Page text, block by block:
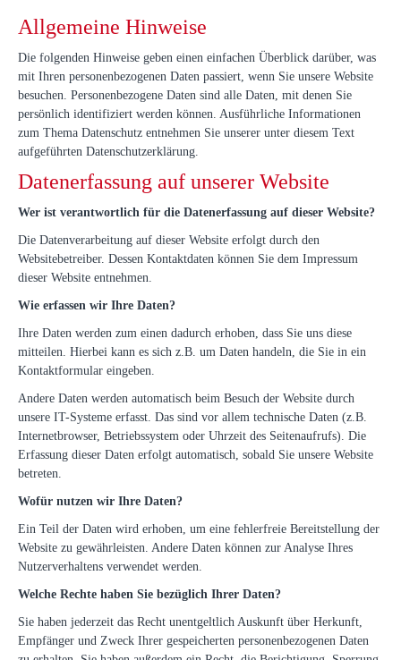
Allgemeine Hinweise
Die folgenden Hinweise geben einen einfachen Überblick darüber, was
mit Ihren personenbezogenen Daten passiert, wenn Sie unsere Website
besuchen. Personenbezogene Daten sind alle Daten, mit denen Sie
persönlich identifiziert werden können. Ausführliche Informationen
zum Thema Datenschutz entnehmen Sie unserer unter diesem Text
aufgeführten Datenschutzerklärung.
Datenerfassung auf unserer Website
Wer ist verantwortlich für die Datenerfassung auf dieser Website?
Die Datenverarbeitung auf dieser Website erfolgt durch den
Websitebetreiber. Dessen Kontaktdaten können Sie dem Impressum
dieser Website entnehmen.
Wie erfassen wir Ihre Daten?
Ihre Daten werden zum einen dadurch erhoben, dass Sie uns diese
mitteilen. Hierbei kann es sich z.B. um Daten handeln, die Sie in ein
Kontaktformular eingeben.
Andere Daten werden automatisch beim Besuch der Website durch
unsere IT-Systeme erfasst. Das sind vor allem technische Daten (z.B.
Internetbrowser, Betriebssystem oder Uhrzeit des Seitenaufrufs). Die
Erfassung dieser Daten erfolgt automatisch, sobald Sie unsere Website
betreten.
Wofür nutzen wir Ihre Daten?
Ein Teil der Daten wird erhoben, um eine fehlerfreie Bereitstellung der
Website zu gewährleisten. Andere Daten können zur Analyse Ihres
Nutzerverhaltens verwendet werden.
Welche Rechte haben Sie bezüglich Ihrer Daten?
Sie haben jederzeit das Recht unentgeltlich Auskunft über Herkunft,
Empfänger und Zweck Ihrer gespeicherten personenbezogenen Daten